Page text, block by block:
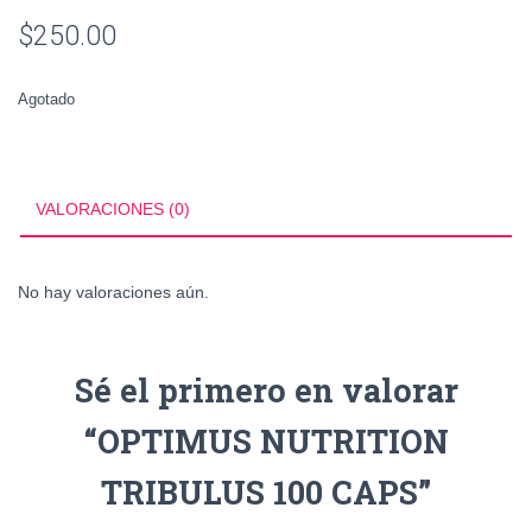
$250.00
Agotado
VALORACIONES (0)
No hay valoraciones aún.
Sé el primero en valorar
“OPTIMUS NUTRITION
TRIBULUS 100 CAPS”